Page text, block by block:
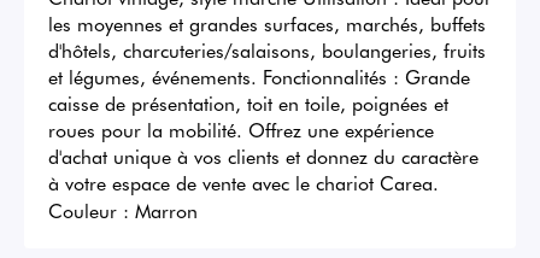
les moyennes et grandes surfaces, marchés, buffets
d'hôtels, charcuteries/salaisons, boulangeries, fruits
et légumes, événements. Fonctionnalités : Grande
caisse de présentation, toit en toile, poignées et
roues pour la mobilité. Offrez une expérience
d'achat unique à vos clients et donnez du caractère
à votre espace de vente avec le chariot Carea.
Couleur : Marron